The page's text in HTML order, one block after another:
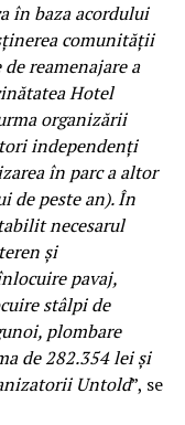
în baza acordului
comunităţii
reamenajare a
Hotel
organizării
independenţi
în parc a altor
de peste an). În
necesarul
şi
pavaj,
stâlpi de
plombare
de 282.354 lei şi
Untold”, se